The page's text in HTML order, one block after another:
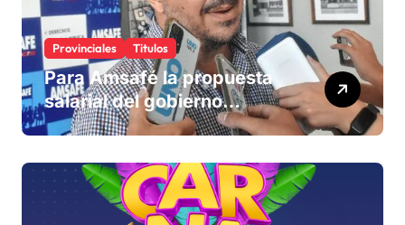
Provinciales Titulos
Para Amsafé la propuesta
salarial del gobierno
«queda corta» y el viernes
rechaza